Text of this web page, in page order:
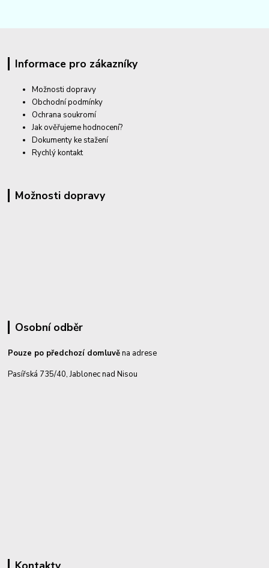
Informace pro zákazníky
Možnosti dopravy
Obchodní podmínky
Ochrana soukromí
Jak ověřujeme hodnocení?
Dokumenty ke stažení
Rychlý kontakt
Možnosti dopravy
Osobní odběr
Pouze po předchozí domluvěna adrese
Pasířská 735/40, Jablonec nad Nisou